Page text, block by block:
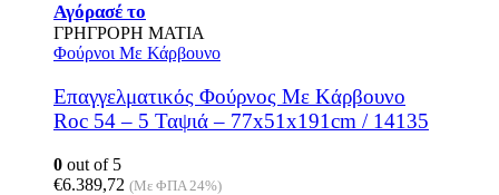
Αγόρασέ το
ΓΡΗΓΡΟΡΗ ΜΑΤΙΑ
Φούρνοι Με Κάρβουνο
Επαγγελματικός Φούρνος Mε Kάρβουνο
Roc 54 – 5 Ταψιά – 77x51x191cm / 14135
0 out of 5
€6.389,72 (Με ΦΠΑ 24%)